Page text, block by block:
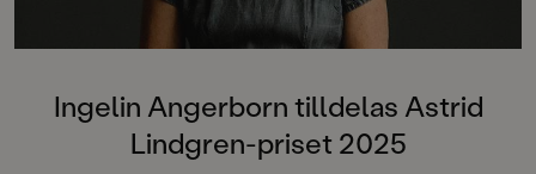
Ingelin Angerborn tilldelas Astrid
Lindgren-priset 2025